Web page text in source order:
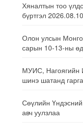
Хяналтын тоо
бүртгэл
Олон улсын
сарын 10-13-ны
МУИС, Нагоягийн
шинэ шатанд
Сөүлийн
авч уулзлаа